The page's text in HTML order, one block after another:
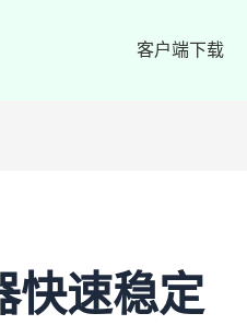
客户端下载
快速稳定